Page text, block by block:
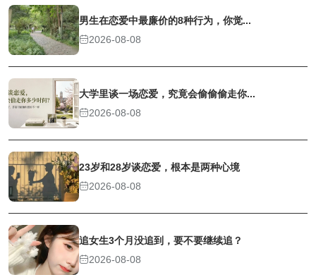
男生在恋爱中最廉价的8种行为，你觉...
2026-08-08
大学里谈一场恋爱，究竟会偷偷偷走你...
2026-08-08
23岁和28岁谈恋爱，根本是两种心境
2026-08-08
追女生3个月没追到，要不要继续追？
2026-08-08